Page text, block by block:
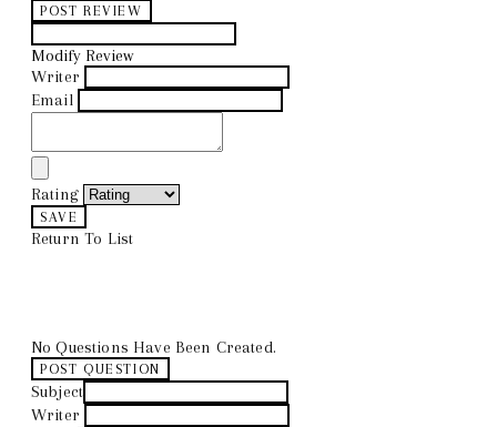
POST REVIEW
Modify Review
Writer
Email
Rating
SAVE
Return To List
No Questions Have Been Created.
POST QUESTION
Subject
Writer